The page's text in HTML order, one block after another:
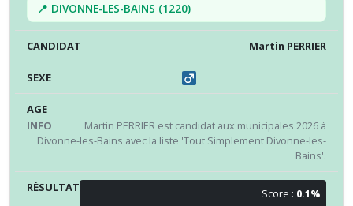
📍 DIVONNE-LES-BAINS (1220)
Martin PERRIER
Martin PERRIER est candidat aux municipales 2026 à
Divonne-les-Bains avec la liste 'Tout Simplement Divonne-les-
Bains'.
Score : 0.1%